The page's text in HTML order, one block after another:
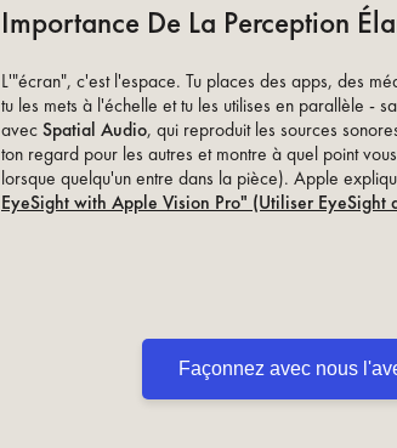
Importance De La Perception
L'"écran", c'est l'espace. Tu places des apps, des
tu les mets à l'échelle et tu les utilises en parallèle -
avec Spatial Audio, qui reproduit les sources
ton regard pour les autres et montre à quel point
lorsque quelqu'un entre dans la pièce). Apple
EyeSight with Apple Vision Pro" (Utiliser EyeSight
Façonnez avec nous